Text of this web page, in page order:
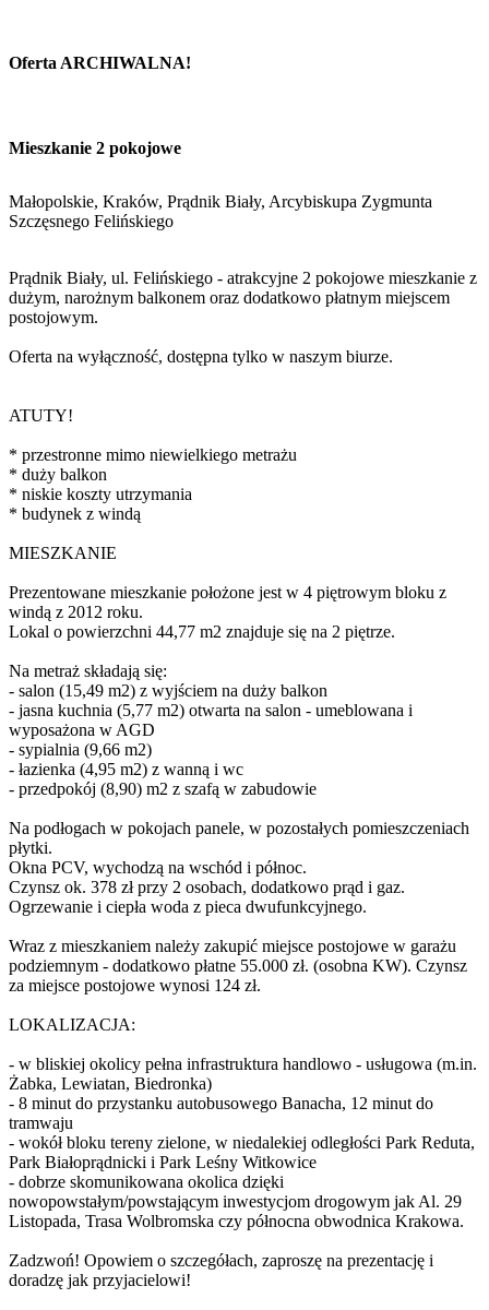
Oferta ARCHIWALNA!
Mieszkanie 2 pokojowe
Małopolskie, Kraków, Prądnik Biały, Arcybiskupa Zygmunta
Szczęsnego Felińskiego
Prądnik Biały, ul. Felińskiego - atrakcyjne 2 pokojowe mieszkanie z
dużym, narożnym balkonem oraz dodatkowo płatnym miejscem
postojowym.
Oferta na wyłączność, dostępna tylko w naszym biurze.
ATUTY!
* przestronne mimo niewielkiego metrażu
* duży balkon
* niskie koszty utrzymania
* budynek z windą
MIESZKANIE
Prezentowane mieszkanie położone jest w 4 piętrowym bloku z
windą z 2012 roku.
Lokal o powierzchni 44,77 m2 znajduje się na 2 piętrze.
Na metraż składają się:
- salon (15,49 m2) z wyjściem na duży balkon
- jasna kuchnia (5,77 m2) otwarta na salon - umeblowana i
wyposażona w AGD
- sypialnia (9,66 m2)
- łazienka (4,95 m2) z wanną i wc
- przedpokój (8,90) m2 z szafą w zabudowie
Na podłogach w pokojach panele, w pozostałych pomieszczeniach
płytki.
Okna PCV, wychodzą na wschód i północ.
Czynsz ok. 378 zł przy 2 osobach, dodatkowo prąd i gaz.
Ogrzewanie i ciepła woda z pieca dwufunkcyjnego.
Wraz z mieszkaniem należy zakupić miejsce postojowe w garażu
podziemnym - dodatkowo płatne 55.000 zł. (osobna KW). Czynsz
za miejsce postojowe wynosi 124 zł.
LOKALIZACJA:
- w bliskiej okolicy pełna infrastruktura handlowo - usługowa (m.in.
Żabka, Lewiatan, Biedronka)
- 8 minut do przystanku autobusowego Banacha, 12 minut do
tramwaju
- wokół bloku tereny zielone, w niedalekiej odległości Park Reduta,
Park Białoprądnicki i Park Leśny Witkowice
- dobrze skomunikowana okolica dzięki
nowopowstałym/powstającym inwestycjom drogowym jak Al. 29
Listopada, Trasa Wolbromska czy północna obwodnica Krakowa.
Zadzwoń! Opowiem o szczegółach, zaproszę na prezentację i
doradzę jak przyjacielowi!